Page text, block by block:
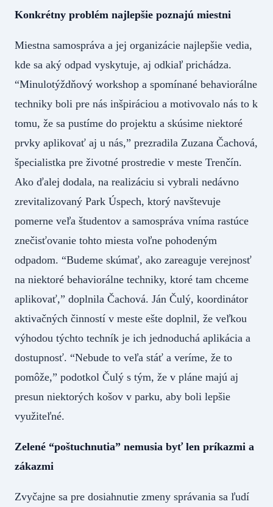
Konkrétny problém najlepšie poznajú miestni
Miestna samospráva a jej organizácie najlepšie vedia,
kde sa aký odpad vyskytuje, aj odkiaľ prichádza.
“Minulotýždňový workshop a spomínané behaviorálne
techniky boli pre nás inšpiráciou a motivovalo nás to k
tomu, že sa pustíme do projektu a skúsime niektoré
prvky aplikovať aj u nás,” prezradila Zuzana Čachová,
špecialistka pre životné prostredie v meste Trenčín.
Ako ďalej dodala, na realizáciu si vybrali nedávno
zrevitalizovaný Park Úspech, ktorý navštevuje
pomerne veľa študentov a samospráva vníma rastúce
znečisťovanie tohto miesta voľne pohodeným
odpadom. “Budeme skúmať, ako zareaguje verejnosť
na niektoré behaviorálne techniky, ktoré tam chceme
aplikovať,” doplnila Čachová. Ján Čulý, koordinátor
aktivačných činností v meste ešte doplnil, že veľkou
výhodou týchto techník je ich jednoduchá aplikácia a
dostupnosť. “Nebude to veľa stáť a veríme, že to
pomôže,” podotkol Čulý s tým, že v pláne majú aj
presun niektorých košov v parku, aby boli lepšie
využiteľné.
Zelené “poštuchnutia” nemusia byť len príkazmi a
zákazmi
Zvyčajne sa pre dosiahnutie zmeny správania sa ľudí